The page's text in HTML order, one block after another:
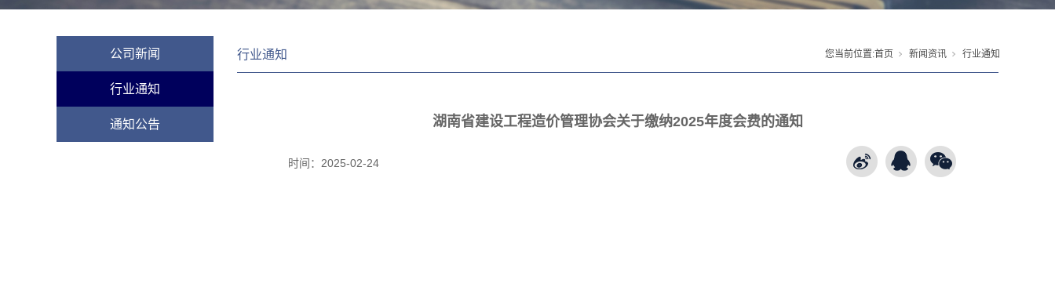
公司新闻
行业通知
通知公告
行业通知 您当前位置:首页 新闻资讯 行业通知
湖南省建设工程造价管理协会关于缴纳2025年度会费的通知
时间： 2025-02-24